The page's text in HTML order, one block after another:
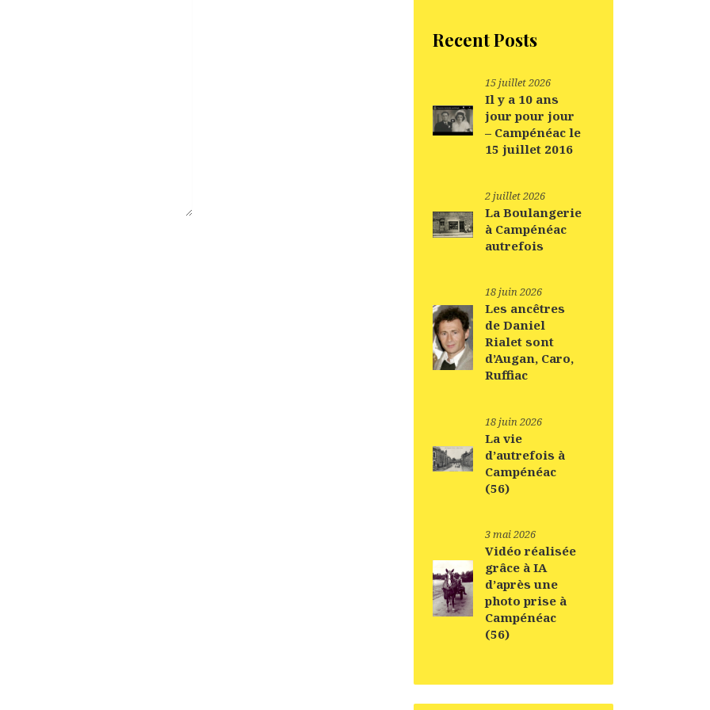
Recent Posts
15 juillet 2026
Il y a 10 ans
jour pour jour
– Campénéac le
15 juillet 2016
2 juillet 2026
La Boulangerie
à Campénéac
autrefois
18 juin 2026
Les ancêtres
de Daniel
Rialet sont
d’Augan, Caro,
Ruffiac
18 juin 2026
La vie
d’autrefois à
Campénéac
(56)
3 mai 2026
Vidéo réalisée
grâce à IA
d’après une
photo prise à
Campénéac
(56)